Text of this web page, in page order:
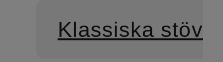
Klassiska